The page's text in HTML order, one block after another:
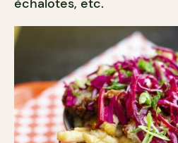
échalotes, etc.